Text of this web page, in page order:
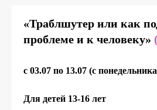
«Траблшутер или как
проблеме и к человеку»
c 03.07 по 13.07 (с
Для детей 13-16 лет